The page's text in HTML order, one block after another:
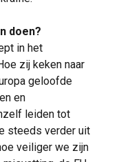
doen?
in het
zij keken naar
geloofde
en
leiden tot
steeds verder uit
veiliger we zijn